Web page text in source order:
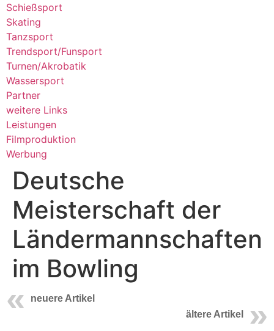
Schießsport
Skating
Tanzsport
Trendsport/Funsport
Turnen/Akrobatik
Wassersport
Partner
weitere Links
Leistungen
Filmproduktion
Werbung
Deutsche
Meisterschaft der
Ländermannschaften
im Bowling
neuere Artikel
ältere Artikel